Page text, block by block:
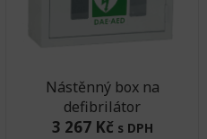
Nástěnný box na
defibrilátor
3 267 Kč s DPH